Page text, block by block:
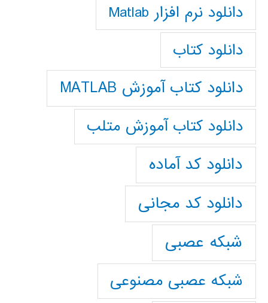
دانلود نرم افزار Matlab
دانلود کتاب
دانلود کتاب آموزش MATLAB
دانلود کتاب آموزش متلب
دانلود کد آماده
دانلود کد مجانی
شبکه عصبی
شبکه عصبی مصنوعی